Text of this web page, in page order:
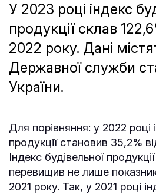
У 2023 році індекс
продукції склав
2022 року. Дані
Державної служби
України.
Для порівняння: у 2022 році
продукції становив 35,2%
Індекс будівельної
перевищив не лише
2021 року. Так, у 2021 році